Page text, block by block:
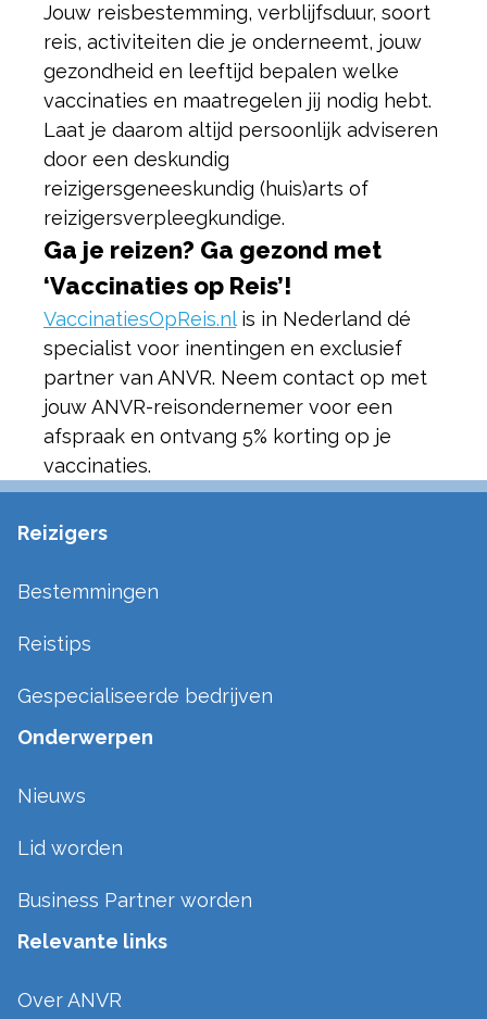
Jouw reisbestemming, verblijfsduur, soort
reis, activiteiten die je onderneemt, jouw
gezondheid en leeftijd bepalen welke
vaccinaties en maatregelen jij nodig hebt.
Laat je daarom altijd persoonlijk adviseren
door een deskundig
reizigersgeneeskundig (huis)arts of
reizigersverpleegkundige.
Ga je reizen? Ga gezond met
‘Vaccinaties op Reis’!
VaccinatiesOpReis.nl is in Nederland dé
specialist voor inentingen en exclusief
partner van ANVR. Neem contact op met
jouw ANVR-reisondernemer voor een
afspraak en ontvang 5% korting op je
vaccinaties.
Reizigers
Bestemmingen
Reistips
Gespecialiseerde bedrijven
Onderwerpen
Nieuws
Lid worden
Business Partner worden
Relevante links
Over ANVR